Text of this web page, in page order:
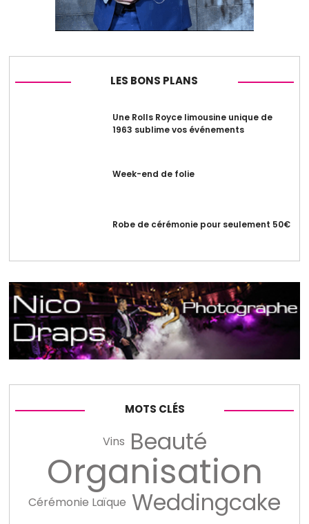
LES BONS PLANS
Une Rolls Royce limousine unique de
1963 sublime vos événements
Week-end de folie
Robe de cérémonie pour seulement 50€
MOTS CLÉS
Vins Beauté
Organisation
Cérémonie Laïque Weddingcake